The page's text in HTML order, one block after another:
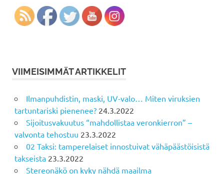
VIIMEISIMMÄT ARTIKKELIT
Ilmanpuhdistin, maski, UV-valo… Miten viruksien
tartuntariski pienenee? 24.3.2022
Sijoitusvakuutus “mahdollistaa veronkierron” –
valvonta tehostuu 23.3.2022
02 Taksi: tamperelaiset innostuivat vähäpäästöisistä
takseista 23.3.2022
Stereonäkö on kyky nähdä maailma